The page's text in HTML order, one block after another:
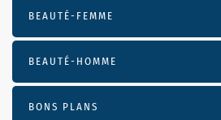
BEAUTÉ-FEMME
BEAUTÉ-HOMME
BONS PLANS